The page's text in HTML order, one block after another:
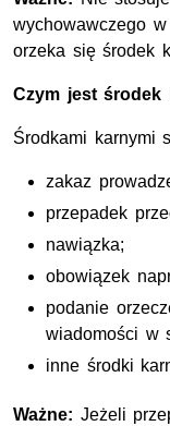
wychowawczego
orzeka się środek
Czym jest środek
Środkami karnymi
zakaz
przepadek
nawiązka;
obowiązek
podanie
wiadomości w
inne środki
Ważne: Jeżeli